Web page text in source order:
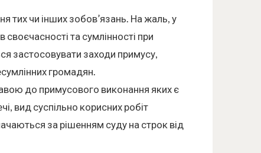
тих чи інших зобов’язань. На жаль, у
та сумлінності при
застосовувати заходи примусу,
громадян.
до примусового виконання яких є
вид суспільно корисних робіт
за рішенням суду на строк від